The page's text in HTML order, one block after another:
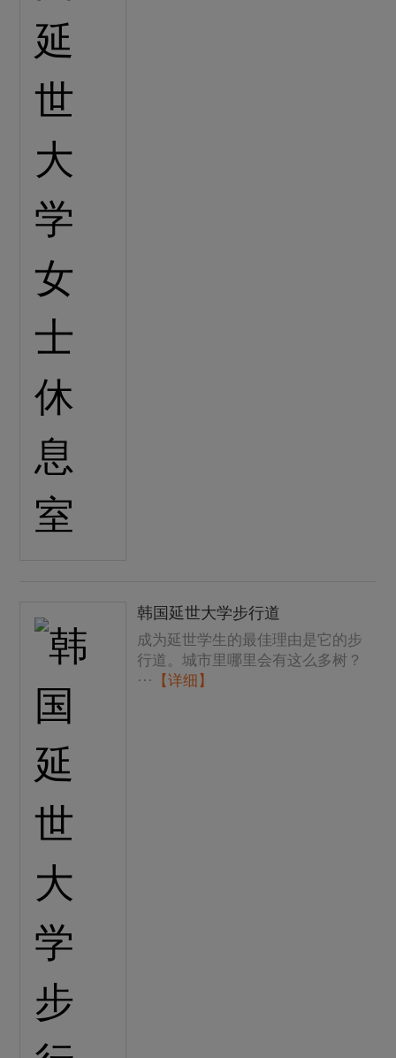
韩国延世大学步行道
成为延世学生的最佳理由是它的步
行道。城市里哪里会有这么多树？
···
【详细】